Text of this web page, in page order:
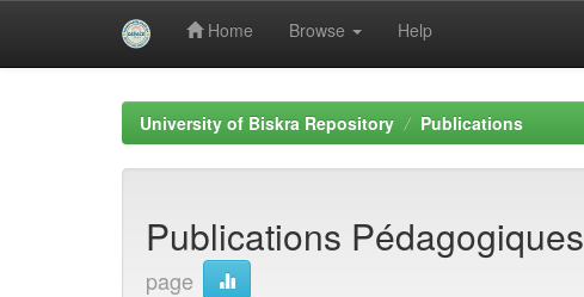
Home Browse Help
University of Biskra Repository Publications
Publications Pédagogiques
page